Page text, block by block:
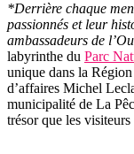
*Derrière chaque
passionnés et leur
ambassadeurs de
labyrinthe du Parc
unique dans la
d’affaires Michel
municipalité de La
trésor que les